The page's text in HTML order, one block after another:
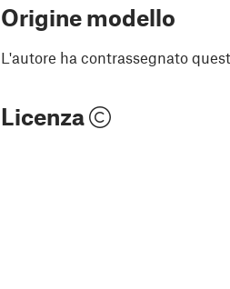
Origine modello
L'autore ha contrassegnato
Licenza